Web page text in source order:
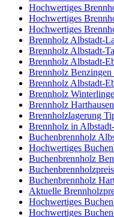
Hochwertiges
Hochwertiges
Hochwertiges
Brennholz Albstadt-
Brennholz Albstadt-
Brennholz Albstadt-
Brennholz
Brennholz Albstadt-
Brennholz
Brennholz
Brennholzlagerung
Brennholz in
Buchenbrennholz
Hochwertiges
Buchenbrennholz
Buchenbrennholz
Aktuelle
Hochwertiges
Hochwertiges